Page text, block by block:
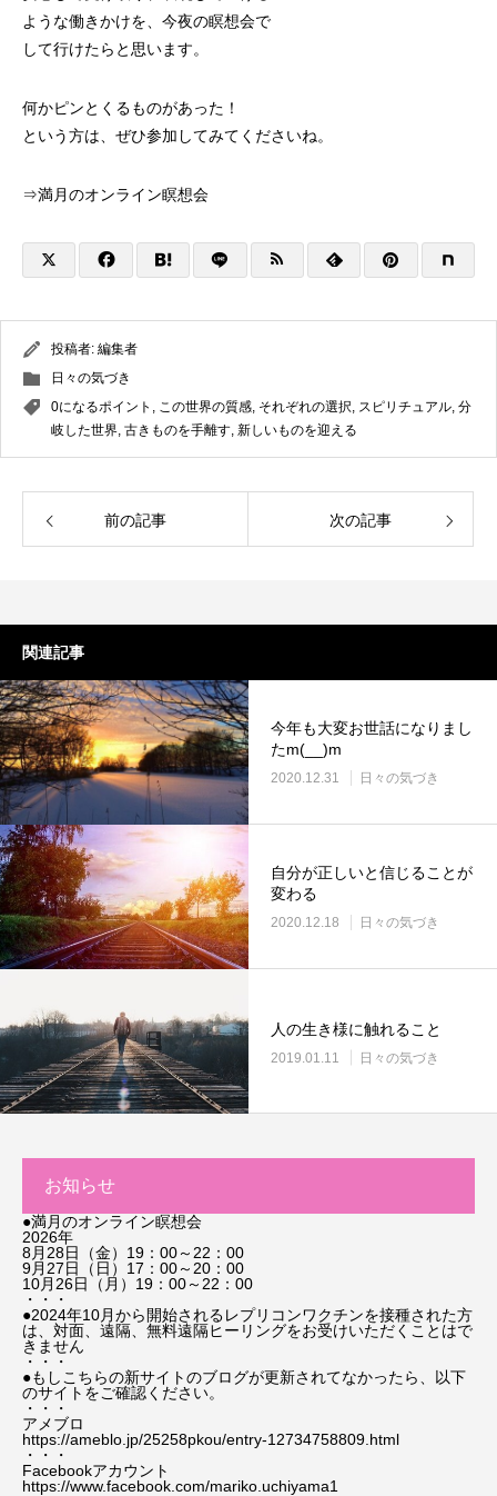
ような働きかけを、今夜の瞑想会で
して行けたらと思います。
何かピンとくるものがあった！
という方は、ぜひ参加してみてくださいね。
⇒満月のオンライン瞑想会
投稿者: 編集者
日々の気づき
0になるポイント , この世界の質感, それぞれの選択, スピリチュアル, 分
岐した世界, 古きものを手離す, 新しいものを迎える
前の記事 次の記事
関連記事
今年も大変お世話になりまし
たm(__)m
2020.12.31 日々の気づき
自分が正しいと信じることが
変わる
2020.12.18 日々の気づき
人の生き様に触れること
2019.01.11 日々の気づき
お知らせ
●満月のオンライン瞑想会
2026年
8月28日（金）19：00～22：00
9月27日（日）17：00～20：00
10月26日（月）19：00～22：00
・・・
●2024年10月から開始されるレプリコンワクチンを接種された方
は、対面、遠隔、無料遠隔ヒーリングをお受けいただくことはで
きません
・・・
●もしこちらの新サイトのブログが更新されてなかったら、以下
のサイトをご確認ください。
・・・
アメブロ
https://ameblo.jp/25258pkou/entry-12734758809.html
・・・
Facebookアカウント
https://www.facebook.com/mariko.uchiyama1